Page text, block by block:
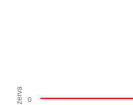
rezerva 0